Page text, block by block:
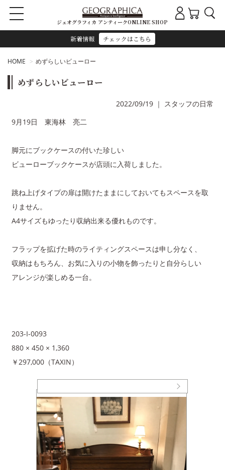
新着情報 チェックはこちら
ジェオグラフィカ アンティークONLINE SHOP
HOME めずらしいビューロー
めずらしいビューロー
2022/09/19 ｜ スタッフの日常
9月19日 東海林 亮二
脚元にブックケースの付いた珍しい
ビューローブックケースが店頭に入荷しました。
跳ね上げタイプの扉は開けたままにしておいてもスペースを取
りません。
A4サイズもゆったり収納出来る優れものです。
フラップを拡げた時のライティングスペースは申し分なく、
収納はもちろん、お気に入りの小物を飾ったりと自分らしい
アレンジが楽しめる一台。
203-I-0093
880 × 450 × 1,360
￥297,000（TAXIN）